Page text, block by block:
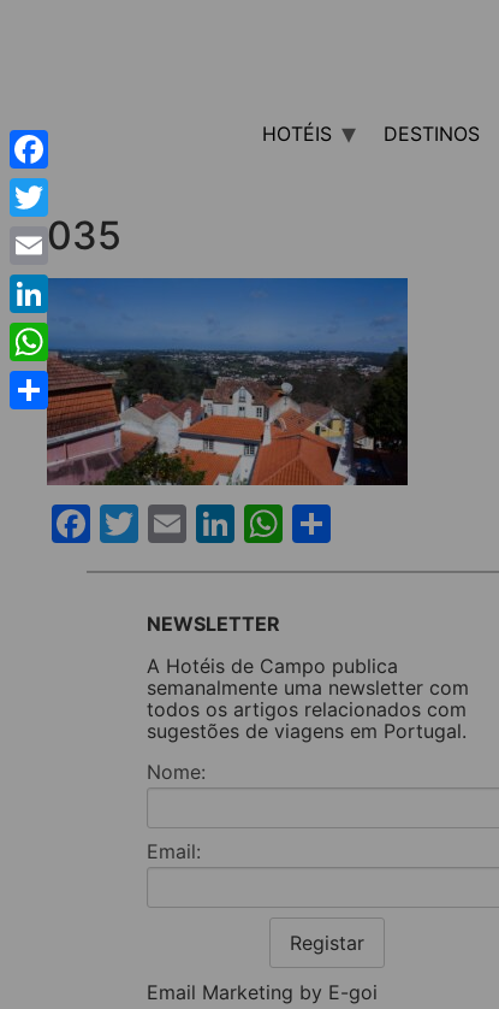
HOTÉIS DESTINOS
035
Facebook
Twitter
EmailLinkedIn
WhatsApp
NEWSLETTER
A Hotéis de Campo publica
semanalmente uma newsletter com
todos os artigos relacionados com
sugestões de viagens em Portugal.
Nome:
Email:
Registar
Email Marketing by E-goi
Facebook
Twitter
Email
LinkedIn
WhatsApp
Share